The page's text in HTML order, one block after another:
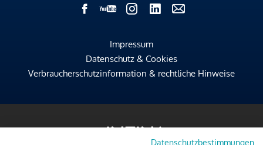
Impressum
Datenschutz & Cookies
Verbraucherschutzinformation & rechtliche Hinweise
Datenschutzbestimmungen